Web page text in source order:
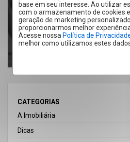
base em seu interesse. Ao utilizar
com o armazenamento de cookies
geração de marketing
proporcionarmos melhor
Acesse nossa Política de
melhor como utilizamos estes
primeira linha estão
transformando a
cidade
CATEGORIAS
A Imobiliária
Dicas